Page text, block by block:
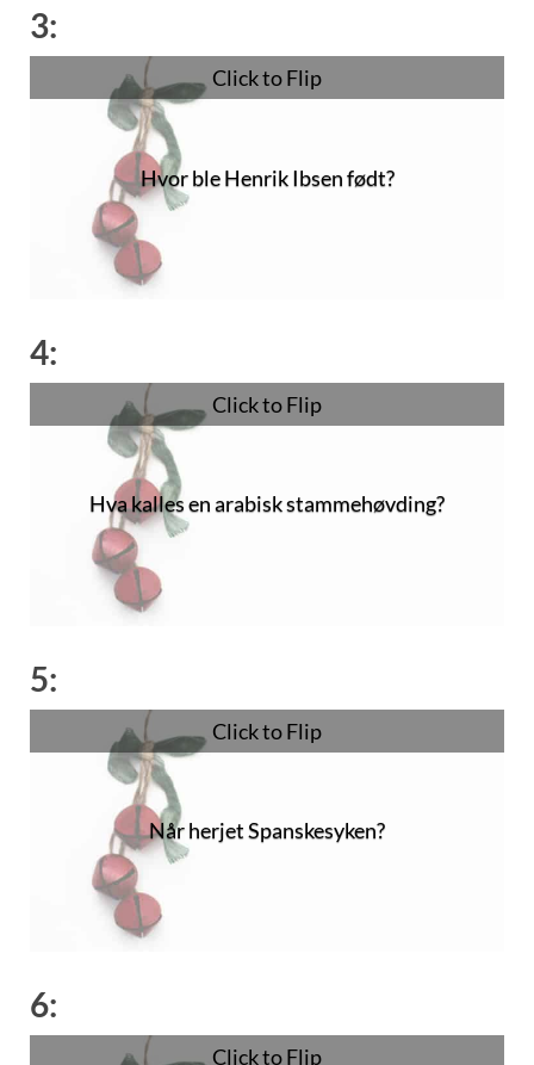
3:
Hvor ble Henrik Ibsen født?
Click to Flip
Skien
4:
Hva kalles en arabisk stammehøvding?
Click to Flip
Sheik
5:
Når herjet Spanskesyken?
Click to Flip
1918-1920
6:
Click to Flip